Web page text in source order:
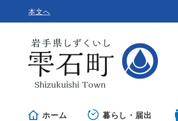
本文へ
ホーム 暮らし・届出